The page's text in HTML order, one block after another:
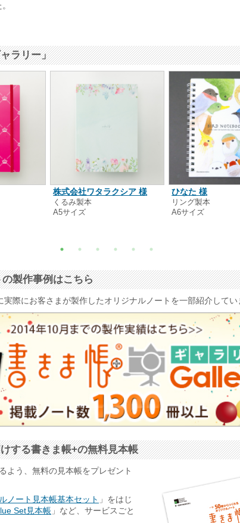
ラリー」
株式会社ワタラクシア 様
くるみ製本
A5サイズ
ひなた 様
リング製本
A6サイズ
製作事例はこちら
際にお客さまが製作したオリジナルノートを一部紹介してい
する書きま帳+の無料見本帳
よう、無料の見本帳をプレゼント
ノート見本帳基本セット 」をはじ
Set見本帳 」など、サービスごと